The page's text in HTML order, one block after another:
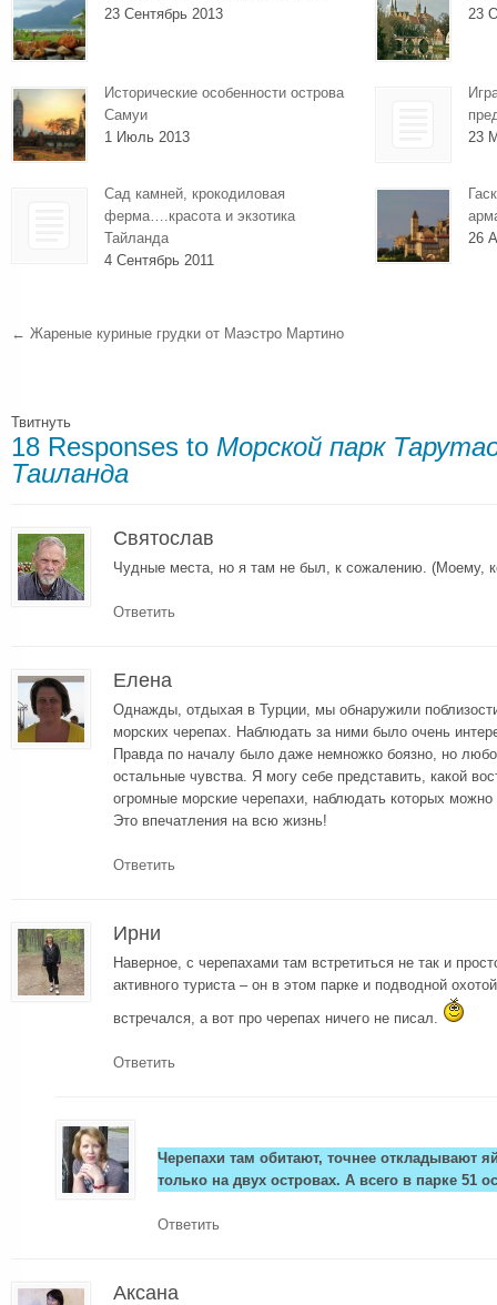
23 Сентябрь 2013
Исторические особенности острова
Самуи
1 Июль 2013
Сад камней, крокодиловая
ферма….красота и экзотика
Тайланда
4 Сентябрь 2011
23
23
26
← Жареные куриные грудки от Маэстро Мартино
Твитнуть
18 Responses to Морской парк
Таиланда
Святослав
Чудные места, но я там не был, к сожалению. (Моему,
Ответить
Елена
Однажды, отдыхая в Турции, мы обнаружили
морских черепах. Наблюдать за ними было очень
Правда по началу было даже немножко боязно, но
остальные чувства. Я могу себе представить, какой
огромные морские черепахи, наблюдать которых можно
Это впечатления на всю жизнь!
Ответить
Ирни
Наверное, с черепахами там встретиться не так и
активного туриста – он в этом парке и подводной
встречался, а вот про черепах ничего не писал.
Ответить
Черепахи там обитают, точнее откладывают
только на двух островах. А всего в парке 51
Ответить
Аксана